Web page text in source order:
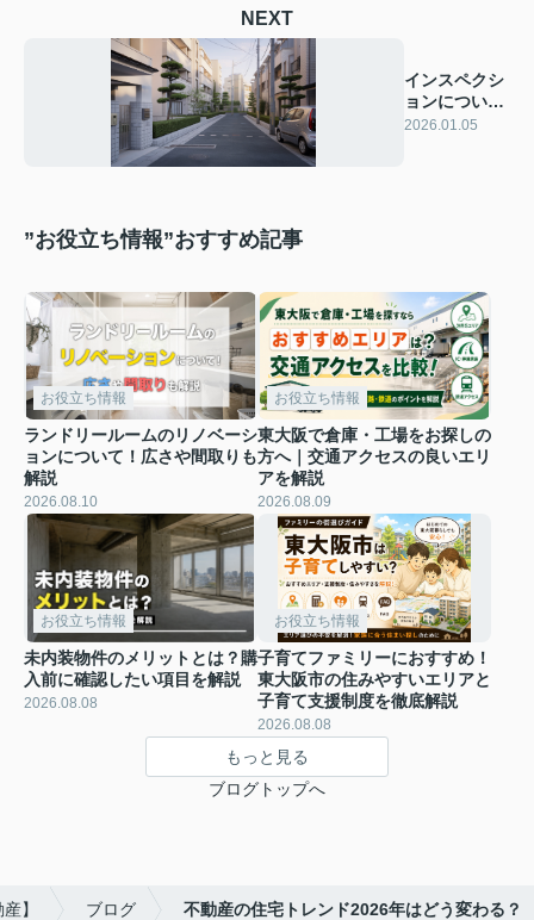
NEXT
インスペクシ
ョンについて
知りたい方必
2026.01.05
”お役立ち情報”おすすめ記事
お役立ち情報
ランドリールームのリノベーシ
ョンについて！広さや間取りも
解説
2026.08.10
お役立ち情報
東大阪で倉庫・工場をお探しの
方へ｜交通アクセスの良いエリ
アを解説
2026.08.09
お役立ち情報
未内装物件のメリットとは？購
入前に確認したい項目を解説
2026.08.08
お役立ち情報
子育てファミリーにおすすめ！
東大阪市の住みやすいエリアと
子育て支援制度を徹底解説
2026.08.08
もっと見る
ブログトップへ
】 ブログ 不動産の住宅トレンド2026年はどう変わる？